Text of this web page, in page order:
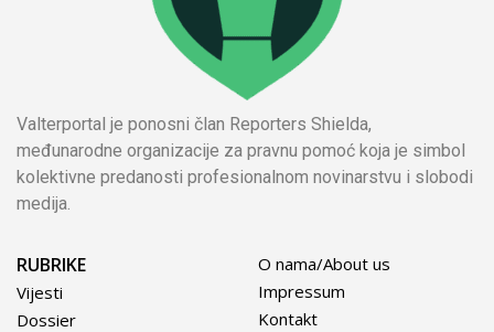
Valterportal je ponosni član Reporters Shielda,
međunarodne organizacije za pravnu pomoć koja je simbol
kolektivne predanosti profesionalnom novinarstvu i slobodi
medija.
RUBRIKE
Vijesti
Dossier
O nama/About us
Impressum
Kontakt